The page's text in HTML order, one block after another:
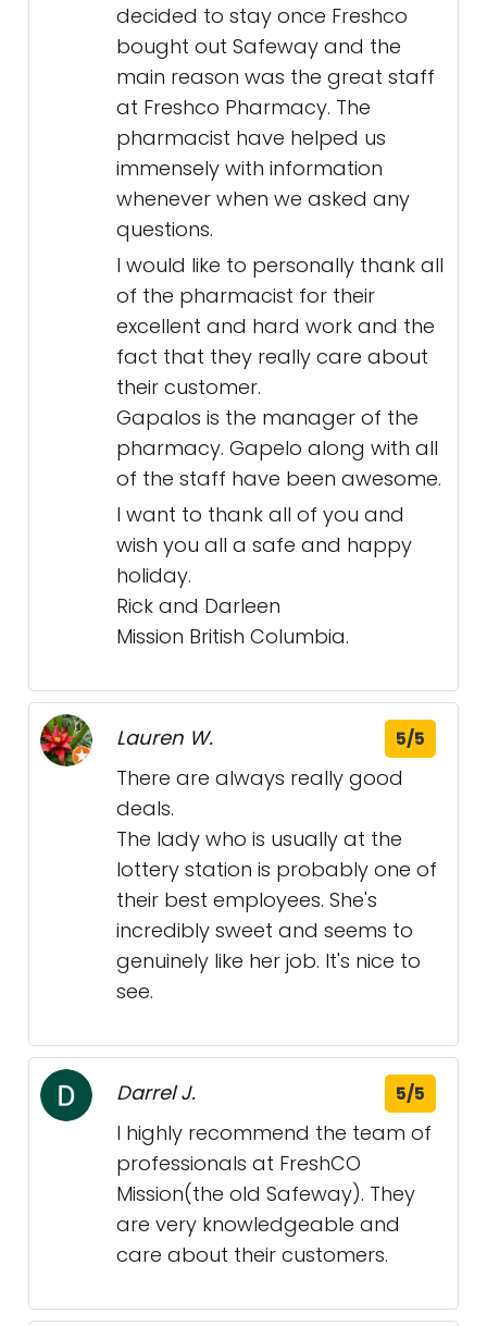
decided to stay once Freshco
bought out Safeway and the
main reason was the great staff
at Freshco Pharmacy. The
pharmacist have helped us
immensely with information
whenever when we asked any
questions.
I would like to personally thank all
of the pharmacist for their
excellent and hard work and the
fact that they really care about
their customer.
Gapalos is the manager of the
pharmacy. Gapelo along with all
of the staff have been awesome.
I want to thank all of you and
wish you all a safe and happy
holiday.
Rick and Darleen
Mission British Columbia.
Lauren W. 5/5
There are always really good
deals.
The lady who is usually at the
lottery station is probably one of
their best employees. She's
incredibly sweet and seems to
genuinely like her job. It's nice to
see.
Darrel J. 5/5
I highly recommend the team of
professionals at FreshCO
Mission(the old Safeway). They
are very knowledgeable and
care about their customers.